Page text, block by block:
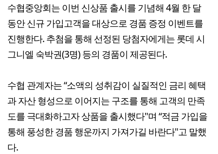
수협중앙회는 이번 신상품 출시를 기념해 4월 한 달
동안 신규 가입고객을 대상으로 경품 증정 이벤트를
진행한다. 추첨을 통해 선정된 당첨자에게는 롯데 시
그니엘 숙박권(3명) 등의 경품이 제공된다.
수협 관계자는 “소액의 성취감이 실질적인 금리 혜택
과 자산 형성으로 이어지는 구조를 통해 고객의 만족
도를 극대화하고자 상품을 출시했다"며 “적금 가입을
통해 풍성한 경품 행운까지 가져가길 바란다"고 말했
다.